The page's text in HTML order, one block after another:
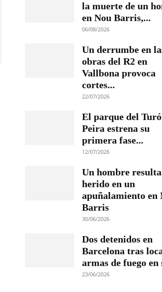
la muerte de un
en Nou Barris,...
06/08/2026
Un derrumbe en
obras del R2 en
Vallbona provoca
cortes...
22/07/2026
El parque del
Peira estrena su
primera fase...
12/07/2026
Un hombre resulta
herido en un
apuñalamiento en
Barris
30/06/2026
Dos detenidos en
Barcelona tras
armas de fuego en
23/06/2026